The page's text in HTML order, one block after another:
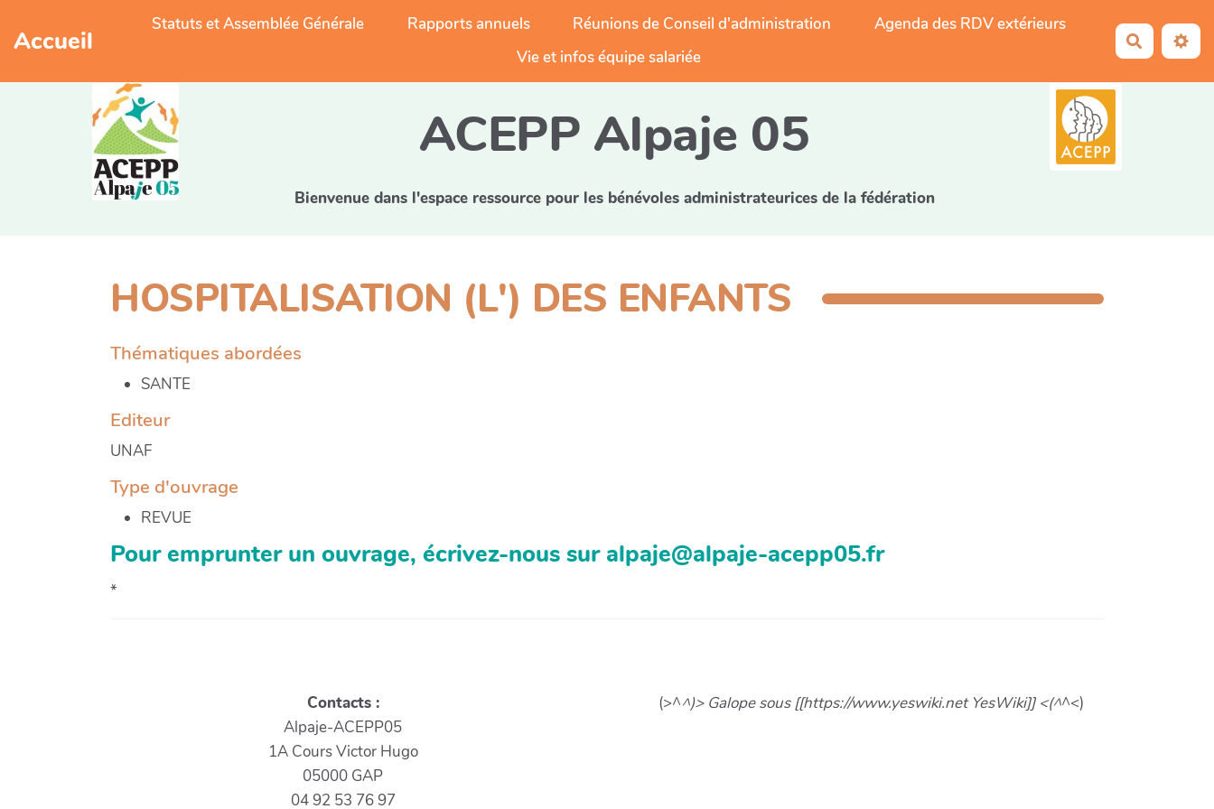
Accueil
Statuts et Assemblée Générale Rapports annuels Réunions de Conseil d'administration
Agenda des RDV extérieurs
Vie et infos équipe salariée
ACEPP Alpaje 05
Bienvenue dans l'espace ressource pour les bénévoles administrateurices de la fédération
HOSPITALISATION (L') DES ENFANTS
Thématiques abordées
SANTE
Editeur
UNAF
Type d'ouvrage
REVUE
Pour emprunter un ouvrage, écrivez-nous sur alpaje@alpaje-acepp05.fr
*
Contacts :
Alpaje-ACEPP05
1A Cours Victor Hugo
05000 GAP
04 92 53 76 97
(>^^)> Galope sous [[https://www.yeswiki.net YesWiki]] <(^^<)